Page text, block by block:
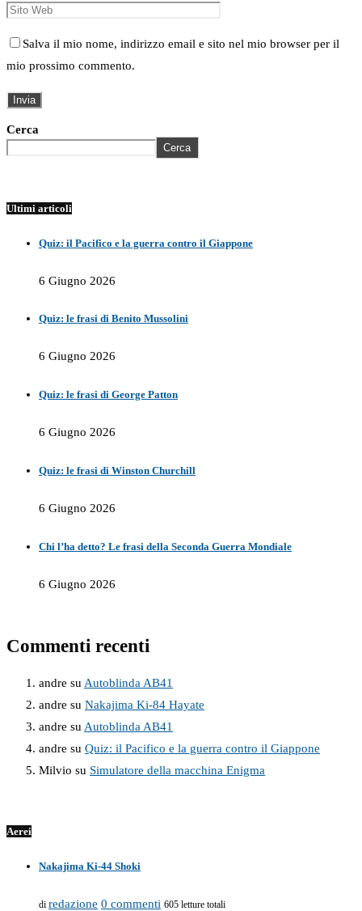
Salva il mio nome, indirizzo email e sito nel mio browser per il
mio prossimo commento.
Cerca
Cerca
Ultimi articoli
Quiz: il Pacifico e la guerra contro il Giappone
6 Giugno 2026
Quiz: le frasi di Benito Mussolini
6 Giugno 2026
Quiz: le frasi di George Patton
6 Giugno 2026
Quiz: le frasi di Winston Churchill
6 Giugno 2026
Chi l’ha detto? Le frasi della Seconda Guerra Mondiale
6 Giugno 2026
Commenti recenti
andre su Autoblinda AB41
andre su Nakajima Ki-84 Hayate
andre su Autoblinda AB41
andre su Quiz: il Pacifico e la guerra contro il Giappone
Milvio su Simulatore della macchina Enigma
Aerei
Nakajima Ki-44 Shoki
di redazione 0 commenti 605 letture totali